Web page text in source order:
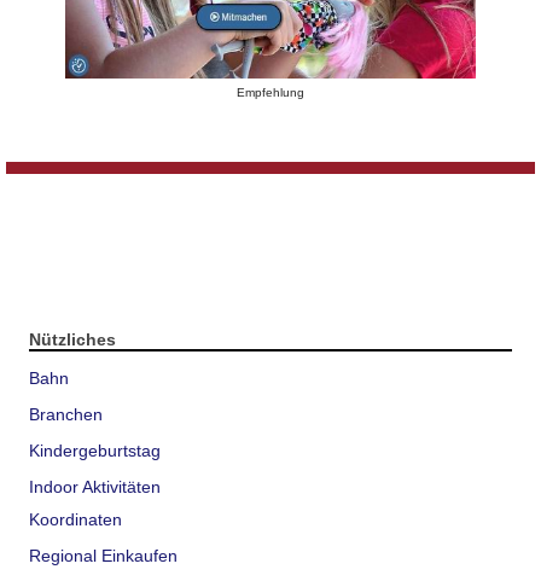
Empfehlung
Nützliches
Bahn
Branchen
Kindergeburtstag
Indoor Aktivitäten
Koordinaten
Regional Einkaufen